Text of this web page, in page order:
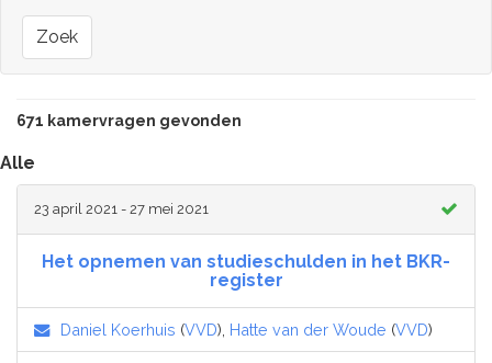
Zoek
671 kamervragen gevonden
Alle
23 april 2021 - 27 mei 2021
Het opnemen van studieschulden in het BKR-
register
Daniel Koerhuis (VVD), Hatte van der Woude (VVD)